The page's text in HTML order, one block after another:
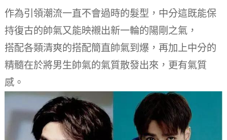
作為引領潮流一直不會過時的髮型，中分這既能保
持復古的帥氣又能映襯出新一輪的陽剛之氣，
搭配各類清爽的搭配簡直帥氣到爆，再加上中分的
精髓在於將男生帥氣的氣質散發出來，更有氣質
感。